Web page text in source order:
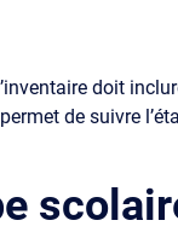
doit
de suivre